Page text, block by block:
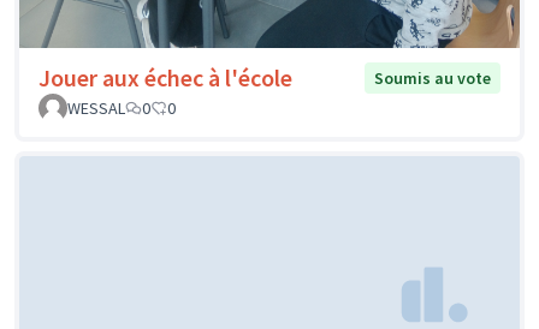
Jouer aux échec à l'école
Soumis au vote
WESSAL
0 0